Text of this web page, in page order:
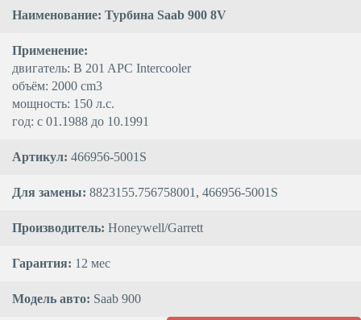
Наименование: Турбина Saab 900 8V
Применение:
двигатель: B 201 APC Intercooler
объём: 2000 cm3
мощность: 150 л.с.
год: с 01.1988 до 10.1991
Артикул: 466956-5001S
Для замены: 8823155.756758001, 466956-5001S
Производитель: Honeywell/Garrett
Гарантия: 12 мес
Модель авто: Saab 900